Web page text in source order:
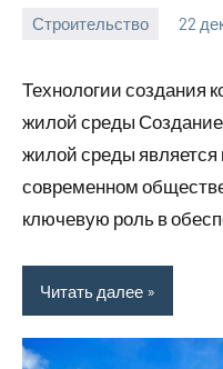
Строительство 22
svargroup_ru
Технологии создания
жилой среды
жилой среды является
современном
ключевую роль в
Читать далее